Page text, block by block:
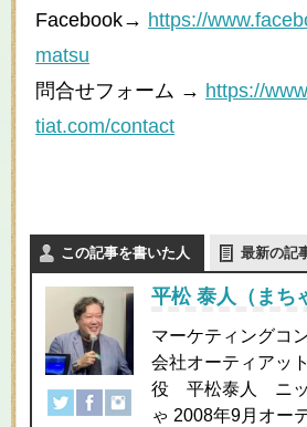
Facebook→ https://
matsu
問合せフォーム → https://
tiat.com/contact
この記事を書いた人 最新の記
平松 泰人（まち
マーケティングコ
会社オーティアッ
役 平松泰人 ニッ
ゃ 2008年9月オー